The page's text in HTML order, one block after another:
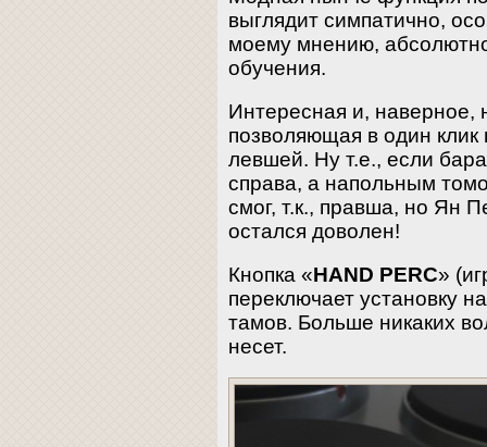
выглядит симпатично,
моему мнению,
обучения.
Интересная и, наверное,
позволяющая в один клик
левшей. Ну т.е., если
справа, а напольным
смог, т.к., правша, но Ян
остался доволен!
Кнопка «HAND PERC»
переключает установку
тамов. Больше никаких
несет.